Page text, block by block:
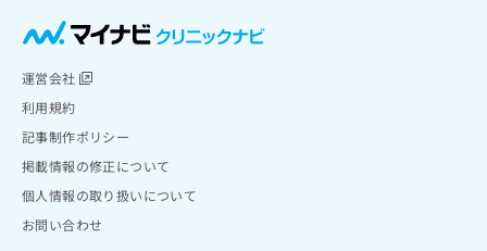
運営会社
利用規約
記事制作ポリシー
掲載情報の修正について
個人情報の取り扱いについて
お問い合わせ